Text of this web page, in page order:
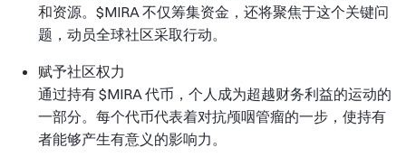
和资源。$MIRA 不仅筹集资金，还将聚焦于这个关键问
题，动员全球社区采取行动。
赋予社区权力
通过持有 $MIRA 代币，个人成为超越财务利益的运动的
一部分。每个代币代表着对抗颅咽管瘤的一步，使持有
者能够产生有意义的影响力。